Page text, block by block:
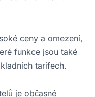
ceny a omezení,
funkce jsou také
tarifech.
je občasné